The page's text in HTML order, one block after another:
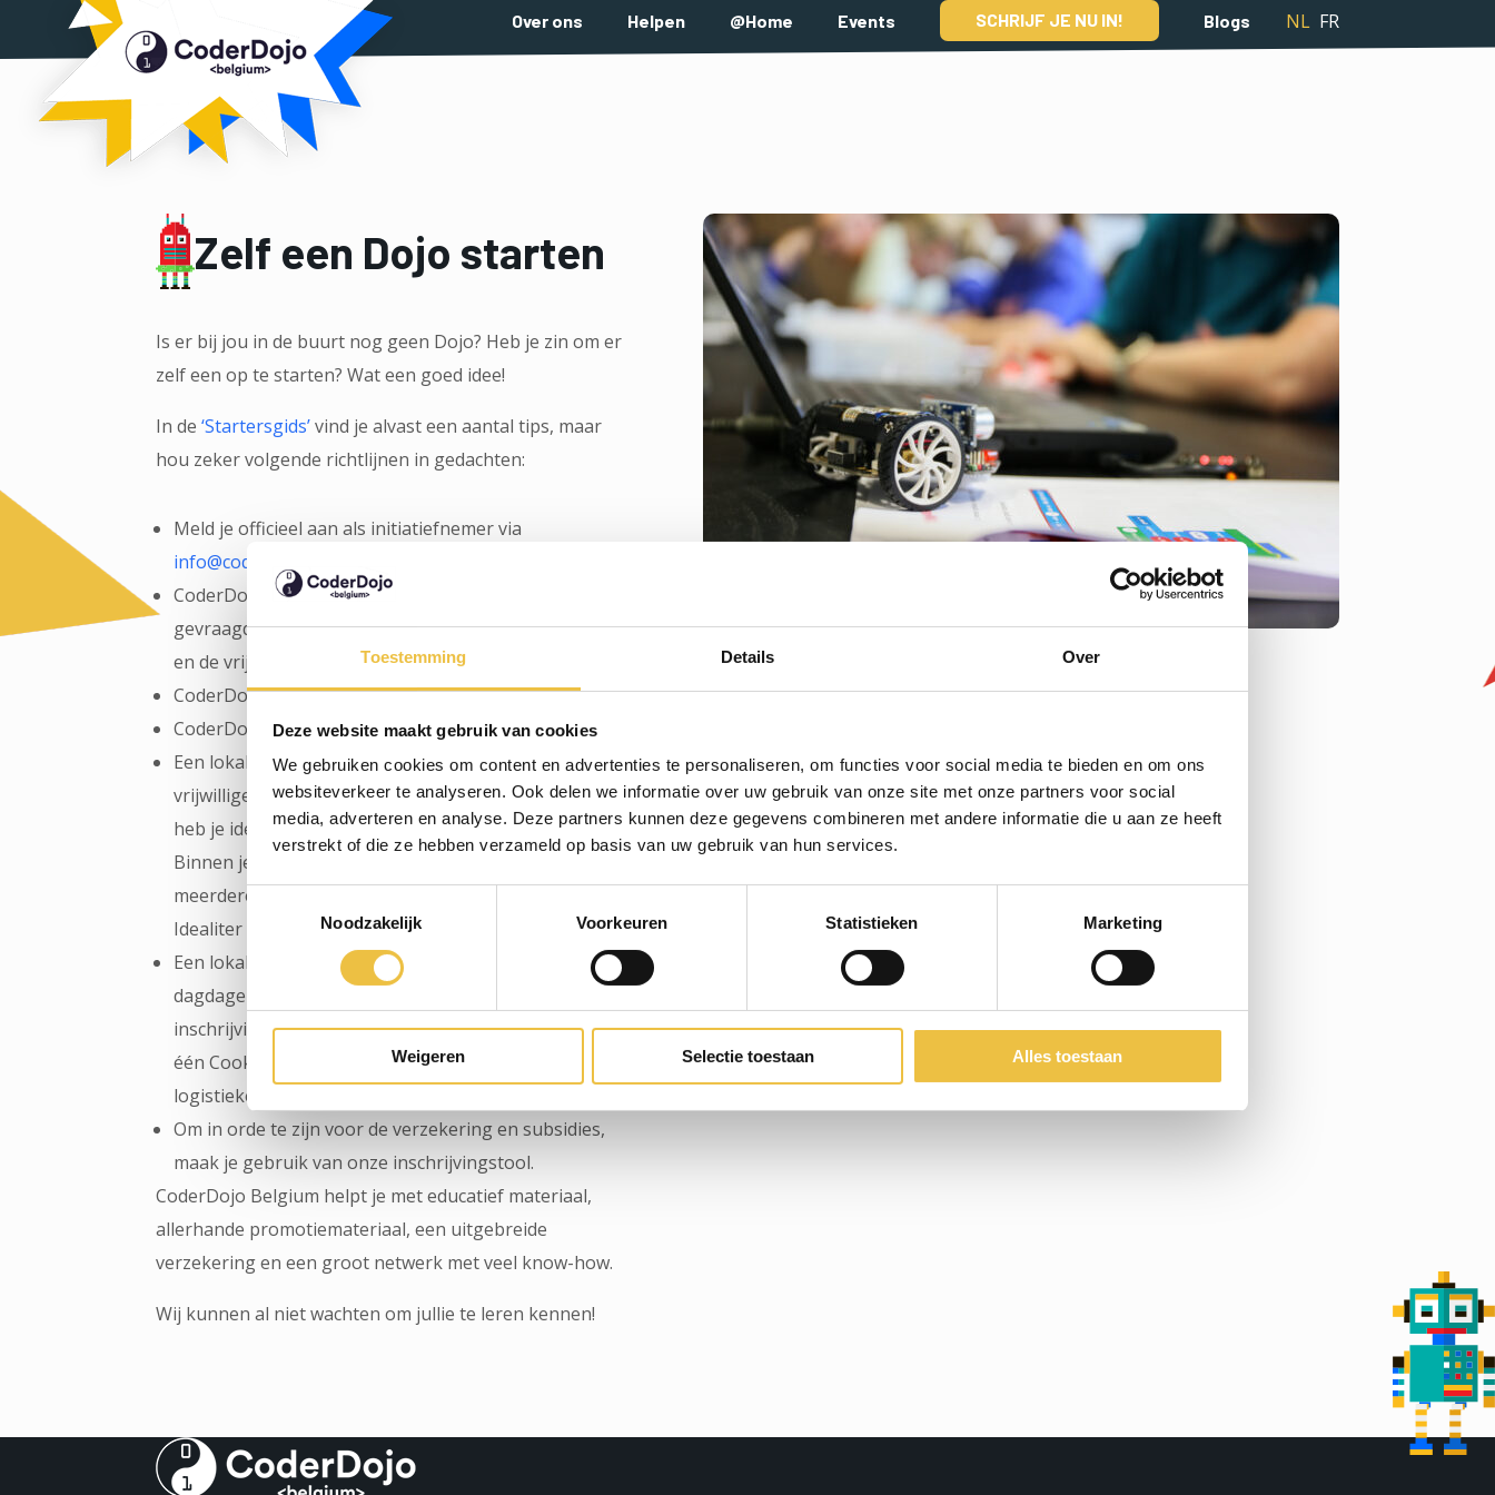
Toestemming Details Over
Deze website maakt gebruik van cookies
We gebruiken cookies om content en advertenties te personaliseren, om functies voor social media te bieden en om ons
websiteverkeer te analyseren. Ook delen we informatie over uw gebruik van onze site met onze partners voor social
media, adverteren en analyse. Deze partners kunnen deze gegevens combineren met andere informatie die u aan ze heeft
verstrekt of die ze hebben verzameld op basis van uw gebruik van hun services.
Toestemmingsselectie
Noodzakelijk
Voorkeuren Statistieken Marketing
Weigeren Selectie toestaan Alles toestaan
Over ons Helpen @Home Events SCHRIJF JE NU IN! Blogs NL FR
Zelf een Dojo starten
Is er bij jou in de buurt nog geen Dojo? Heb je zin om er
zelf een op te starten? Wat een goed idee!
In de ‘Startersgids’vind je alvast een aantal tips, maar
hou zeker volgende richtlijnen in gedachten:
Meld je officieel aan als initiatiefnemer via
info@coderdojobelgium.be
CoderDojo is gratis: er wordt geen toegangsgeld
gevraagd, de locatie krijgen we gratis ter beschikking
en de vrijwilligers helpen ook volledig gratis mee.
CoderDojo is toegankelijk voor iedereen!
CoderDojo is buitenschools en niet-commercieel.
Een lokale Dojo staat zelf in voor de rekrutering van
vrijwilligers. Bij het opstarten van een nieuwe Dojo
heb je idealiter één Coach per vier kinderen nodig.
Binnen je poel van Coaches heb je ook één of
meerdere Leads nodig, die de Coaches groep trekt.
Idealiter ben je hiervoor zeker met 2.
Een lokale Dojo is verantwoordelijk voor de
dagdagelijkse werking van de Dojo wat betreft
inschrijvingen en logistiek. Idealiter heb je minstens
één Cook die zorgt voor de administratieve en
logistieke ondersteuning.
Om in orde te zijn voor de verzekering en subsidies,
maak je gebruik van onze inschrijvingstool.
CoderDojo Belgium helpt je met educatief materiaal,
allerhande promotiemateriaal, een uitgebreide
verzekering en een groot netwerk met veel know-how.
Wij kunnen al niet wachten om jullie te leren kennen!